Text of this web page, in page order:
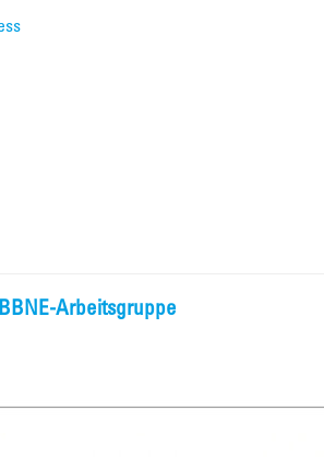
Arbeitsgruppe